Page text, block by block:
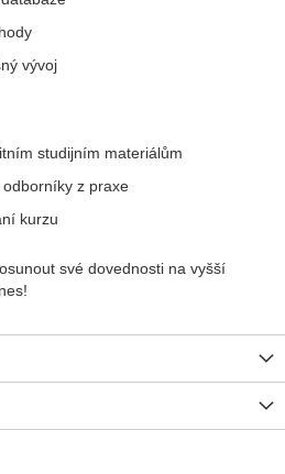
vývoj
studijním materiálům
z praxe
kurzu
své dovednosti na vyšší